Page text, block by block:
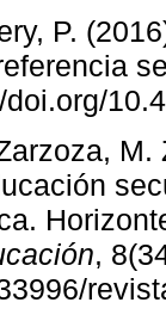
P.
,